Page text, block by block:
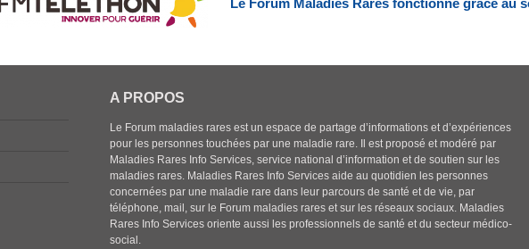
Le Forum Maladies Rares fonctionne grâce au
A PROPOS
Le Forum maladies rares est un espace de partage d’informations et d’expériences
pour les personnes touchées par une maladie rare. Il est proposé et modéré par
Maladies Rares Info Services, service national d’information et de soutien sur les
maladies rares. Maladies Rares Info Services aide au quotidien les personnes
concernées par une maladie rare dans leur parcours de santé et de vie, par
téléphone, mail, sur le Forum maladies rares et sur les réseaux sociaux. Maladies
Rares Info Services oriente aussi les professionnels de santé et du secteur médico-
social.